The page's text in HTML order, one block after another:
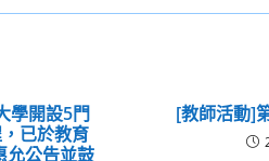
學開設5門
已於教育
允公告並鼓
[教師活動]